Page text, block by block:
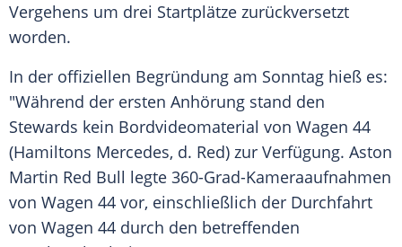
Vergehens um drei Startplätze zurückversetzt
worden.
In der offiziellen Begründung am Sonntag hieß es:
"Während der ersten Anhörung stand den
Stewards kein Bordvideomaterial von Wagen 44
(Hamiltons Mercedes, d. Red) zur Verfügung. Aston
Martin Red Bull legte 360-Grad-Kameraaufnahmen
von Wagen 44 vor, einschließlich der Durchfahrt
von Wagen 44 durch den betreffenden